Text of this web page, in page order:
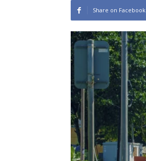
Share on Facebook